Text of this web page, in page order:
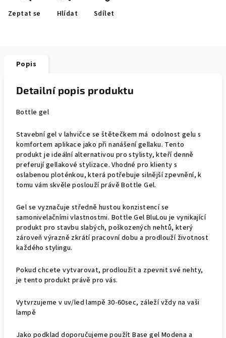
Zeptat se Hlídat Sdílet
Popis
Detailní popis produktu
Bottle gel
Stavební gel v lahvičce se štětečkem má odolnost gelu s
komfortem aplikace jako při nanášení gellaku. Tento
produkt je ideální alternativou pro stylisty, kteří denně
preferují gellakové stylizace. Vhodné pro klienty s
oslabenou ploténkou, která potřebuje silnější zpevnění, k
tomu vám skvěle poslouží právě Bottle Gel.
Gel se vyznačuje středně hustou konzistencí se
samonivelačními vlastnostmi. Bottle Gel BluLou je vynikající
produkt pro stavbu slabých, poškozených nehtů, který
zároveň výrazně zkrátí pracovní dobu a prodlouží životnost
každého stylingu.
Pokud chcete vytvarovat, prodloužit a zpevnit své nehty,
je tento produkt právě pro vás.
Vytvrzujeme v uv/led lampě 30-60sec, záleží vždy na vaši
lampě
Jako podklad doporučujeme použít Base gel Modena a